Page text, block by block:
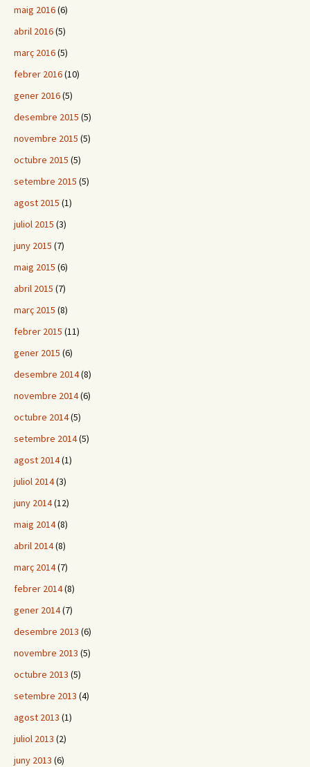
maig 2016(6)
abril 2016(5)
març 2016(5)
febrer 2016(10)
gener 2016(5)
desembre 2015 (5)
novembre 2015 (5)
octubre 2015 (5)
setembre 2015 (5)
agost 2015 (1)
juliol 2015 (3)
juny 2015 (7)
maig 2015 (6)
abril 2015 (7)
març 2015 (8)
febrer 2015 (11)
gener 2015 (6)
desembre 2014(8)
novembre 2014(6)
octubre 2014(5)
setembre 2014(5)
agost 2014(1)
juliol 2014(3)
juny 2014(12)
maig 2014(8)
abril 2014(8)
març 2014(7)
febrer 2014(8)
gener 2014(7)
desembre 2013 (6)
novembre 2013 (5)
octubre 2013 (5)
setembre 2013 (4)
agost 2013 (1)
juliol 2013 (2)
juny 2013 (6)